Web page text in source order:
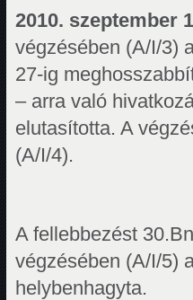
2010. szeptember
végzésében (A/I/3)
27-ig
– arra való
elutasította. A
(A/I/4).
A fellebbezést
végzésében (A/I/5)
helybenhagyta.